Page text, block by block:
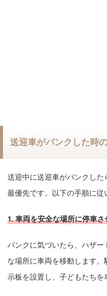
送迎車がパンクした時
送迎中に送迎車がパンクした
最優先です。以下の手順に従
1. 車両を安全な場所に停車さ
パンクに気づいたら、ハザ
な場所に車両を移動します
示板を設置し、子どもたちを